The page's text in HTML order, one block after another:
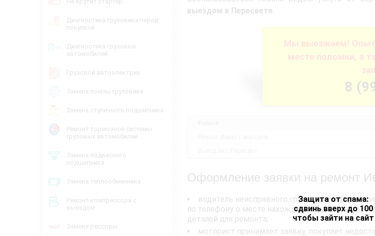
Защита от спама:
сдвинь вверх до 100
чтобы зайти на сайт
Диагностика грузовика перед
покупкой
Диагностика грузовых
автомобилей
Грузовой автоэлектрик
Замена помпы грузовика
Замена ступичного подшипника
Ремонт тормозной системы
грузовых автомобилей
Замена подвесного
подшипника
Замена теплообменника
Ремонт компрессора с
выездом
Замена рессоры
выездом в Пересвете.
Мы выезжаем!
месте поломки, а
8
Оформление заявки на ремонт
водитель неисправного грузовика
по телефону о месте нахождении,
деталей для ремонта;
моторист принимает заявку, покупает